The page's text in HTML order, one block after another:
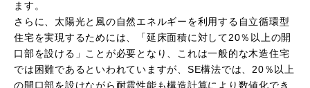
ます。
さらに、太陽光と風の自然エネルギーを利用する自立循環型
住宅を実現するためには、「延床面積に対して20％以上の開
口部を設ける」ことが必要となり、これは一般的な木造住宅
では困難であるといわれていますが、SE構法では、20％以上
の開口部を設けながら耐震性能も構造計算により数値化でき